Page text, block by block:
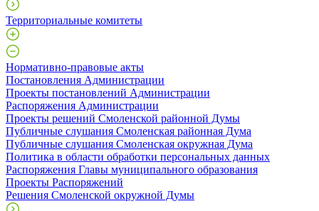
Территориальные комитеты
Нормативно-правовые акты
Постановления Администрации
Проекты постановлений Администрации
Распоряжения Администрации
Проекты решений Смоленской районной Думы
Публичные слушания Смоленская районная Дума
Публичные слушания Смоленская окружная Дума
Политика в области обработки персональных данных
Распоряжения Главы муниципального образования
Проекты Распоряжений
Решения Смоленской окружной Думы